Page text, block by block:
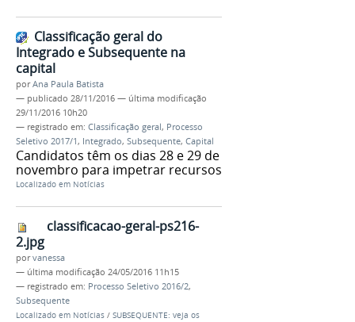
Classificação geral do
Integrado e Subsequente na
capital
porAna Paula Batista
— publicado 28/11/2016 — última modificação
29/11/2016 10h20
— registrado em: Classificação geral, Processo
Seletivo 2017/1, Integrado, Subsequente, Capital
Candidatos têm os dias 28 e 29 de
novembro para impetrar recursos
Localizado em Notícias
classificacao-geral-ps216-
2.jpg
porvanessa
— última modificação 24/05/2016 11h15
— registrado em: Processo Seletivo 2016/2,
Subsequente
Localizado em Notícias / SUBSEQUENTE: veja os